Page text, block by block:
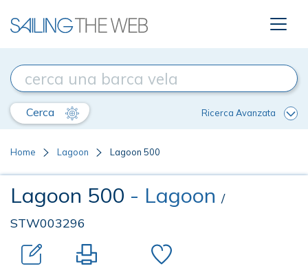
Cerca Ricerca Avanzata
Home Lagoon Lagoon 500
Lagoon 500 - Lagoon /
STW003296